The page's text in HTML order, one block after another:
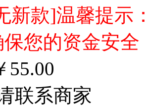
新款]温馨提示
您的资金安
55.00
联系商家